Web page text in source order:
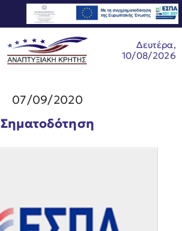
Δευτέρα,
10/08/2026
07/09/2020
Σηματοδότηση